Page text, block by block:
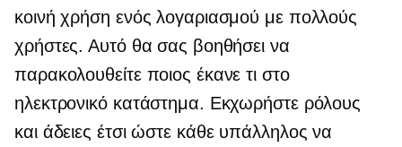
κοινή χρήση ενός λογαριασμού με πολλούς
χρήστες. Αυτό θα σας βοηθήσει να
παρακολουθείτε ποιος έκανε τι στο
ηλεκτρονικό κατάστημα. Εκχωρήστε ρόλους
και άδειες έτσι ώστε κάθε υπάλληλος να